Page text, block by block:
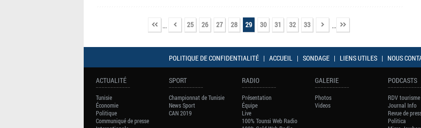
... 25 26 27 28 29 30 31 32 33 ...
POLITIQUE DE CONFIDENTIALITÉ | ACCUEIL | SONDAGE | LIENS UTILES | NOUS
ACTUALITÉ
Tunisie
Économie
Politique
Communiqué de presse
SPORT
Championnat de Tunisie
News Sport
CAN 2019
RADIO
Présentation
Équipe
Live
100% Tounsi Web Radio
GALERIE
Photos
Videos
PODCASTS
RDV tourisme
Journal Info
Revue de
Politica